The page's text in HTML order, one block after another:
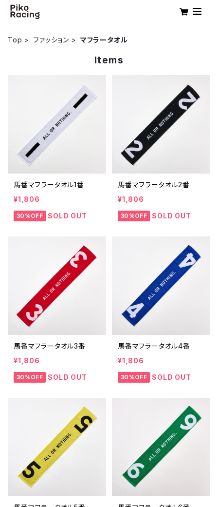
Top ファッション マフラータオル
Items
馬番マフラータオル1番
¥1,806
30%OFF SOLD OUT
馬番マフラータオル2番
¥1,806
30%OFF SOLD OUT
馬番マフラータオル3番
¥1,806
30%OFF SOLD OUT
馬番マフラータオル4番
¥1,806
30%OFF SOLD OUT